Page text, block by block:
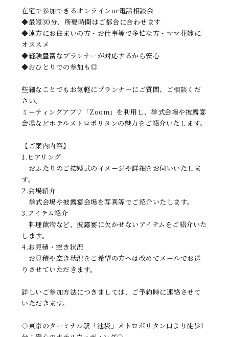
在宅で参加できるオンラインor電話相談会
◆最短30分、所要時間はご都合に合わせます
◆遠方にお住まいの方・お仕事等で多忙な方・ママ花嫁に
オススメ
◆経験豊富なプランナーが対応するから安心
◆おひとりでの参加も◎
些細なことでもお気軽にプランナーにご質問、ご相談くだ
さい。
ミーティングアプリ「Zoom」を利用し、挙式会場や披露宴
会場などホテルメトロポリタンの魅力をご紹介いたします。
【ご案内内容】
1.ヒアリング
おふたりのご結婚式のイメージや詳細をお伺いいたしま
す。
2.会場紹介
挙式会場や披露宴会場を写真等でご紹介いたします。
3.アイテム紹介
料理飲物など、披露宴に欠かせないアイテムをご紹介いた
します。
4.お見積・空き状況
お見積や空き状況をご希望の方へは改めてメールでお送
りさせていただきます。
詳しいご参加方法につきましては、ご予約時に連絡させて
いただきます。
◇東京のターミナル駅「池袋」メトロポリタン口より徒歩1